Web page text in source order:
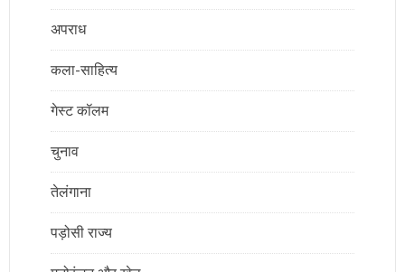
अपराध
कला-साहित्य
गेस्ट कॉलम
चुनाव
तेलंगाना
पड़ोसी राज्य